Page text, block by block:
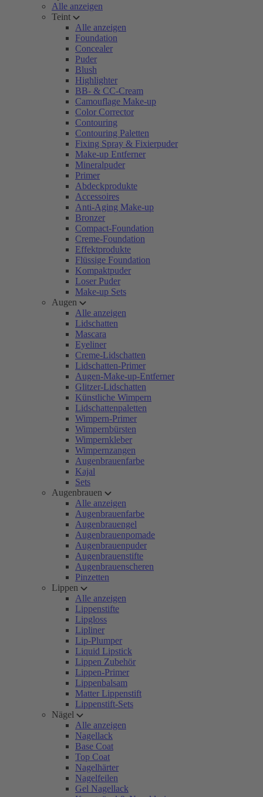
Alle anzeigen
Teint
Alle anzeigen
Foundation
Concealer
Puder
Blush
Highlighter
BB- & CC-Cream
Camouflage Make-up
Color Corrector
Contouring
Contouring Paletten
Fixing Spray & Fixierpuder
Make-up Entferner
Mineralpuder
Primer
Abdeckprodukte
Accessoires
Anti-Aging Make-up
Bronzer
Compact-Foundation
Creme-Foundation
Effektprodukte
Flüssige Foundation
Kompaktpuder
Loser Puder
Make-up Sets
Augen
Alle anzeigen
Lidschatten
Mascara
Eyeliner
Creme-Lidschatten
Lidschatten-Primer
Augen-Make-up-Entferner
Glitzer-Lidschatten
Künstliche Wimpern
Lidschattenpaletten
Wimpern-Primer
Wimpernbürsten
Wimpernkleber
Wimpernzangen
Augenbrauenfarbe
Kajal
Sets
Augenbrauen
Alle anzeigen
Augenbrauenfarbe
Augenbrauengel
Augenbrauenpomade
Augenbrauenpuder
Augenbrauenstifte
Augenbrauenscheren
Pinzetten
Lippen
Alle anzeigen
Lippenstifte
Lipgloss
Lipliner
Lip-Plumper
Liquid Lipstick
Lippen Zubehör
Lippen-Primer
Lippenbalsam
Matter Lippenstift
Lippenstift-Sets
Nägel
Alle anzeigen
Nagellack
Base Coat
Top Coat
Nagelhärter
Nagelfeilen
Gel Nagellack